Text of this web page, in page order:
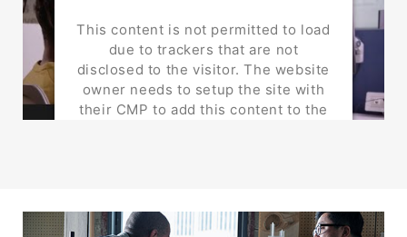
This content is not permitted to load
due to trackers that are not
disclosed to the visitor. The website
owner needs to setup the site with
their CMP to add this content to the